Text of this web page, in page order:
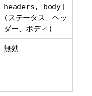
headers, body]
(ステータス、ヘッ
ダー、ボディ)
無効